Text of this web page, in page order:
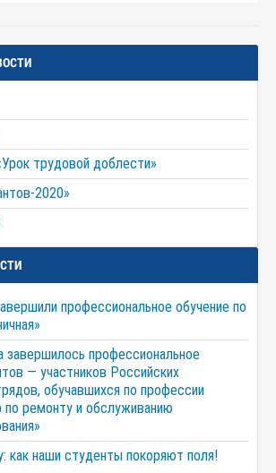
трудовой доблести»
2020»
профессиональное обучение по
завершилось профессиональное
— участников Российских
обучавшихся по профессии
по ремонту и обслуживанию
как наши студенты покоряют поля!